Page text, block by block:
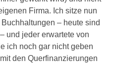
Firma. Ich sitze nun
– heute sind
und jeder erwartete von
ich noch gar nicht geben
den Querfinanzierungen